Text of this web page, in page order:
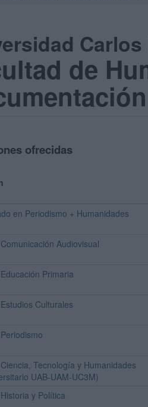
Carlos
de
ofrecidas
en Periodismo + Humanidades
Audiovisual
Primaria
Culturales
Tecnología y Humanidades
UAB-UAM-UC3M)
y Política